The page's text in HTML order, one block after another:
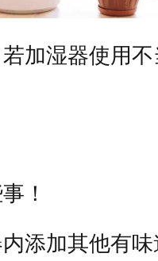
湿器使用不
！
加其他有味